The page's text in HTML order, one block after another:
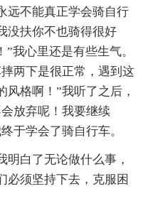
远不能真正学会骑自行
没扶你不也骑得很好
我心里还是有些生气。
两下是很正常，遇到这
格啊！”我听了之后，
放弃呢！我要继续
于学会了骑自行车。
明白了无论做什么事，
必须坚持下去，克服困